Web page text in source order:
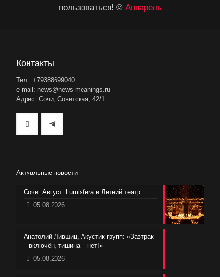
пользоваться! © Аппарель
Контакты
Тел.: +79388699040
e-mail: news@news-meanings.ru
Адрес: Сочи, Советская, 42/1
Актуальные новости
Сочи. Август. Lumisfera и Летний театр…
05.08.2026
Анатолий Лившиц, Акустик групп: «Завтрак
– включён, тишина – нет!»
05.08.2026